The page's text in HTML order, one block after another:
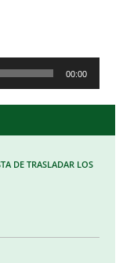
00:00
DE TRASLADAR LOS